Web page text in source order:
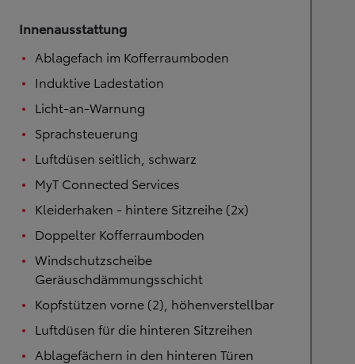
Innenausstattung
Ablagefach im Kofferraumboden
Induktive Ladestation
Licht-an-Warnung
Sprachsteuerung
Luftdüsen seitlich, schwarz
MyT Connected Services
Kleiderhaken - hintere Sitzreihe (2x)
Doppelter Kofferraumboden
Windschutzscheibe
Geräuschdämmungsschicht
Kopfstützen vorne (2), höhenverstellbar
Luftdüsen für die hinteren Sitzreihen
Ablagefächern in den hinteren Türen